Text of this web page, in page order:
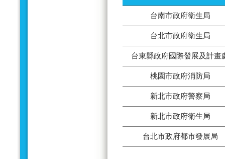
台南市政府衛生局
台北市政府衛生局
台東縣政府國際發展及計畫
桃園市政府消防局
新北市政府警察局
新北市政府衛生局
台北市政府都市發展局